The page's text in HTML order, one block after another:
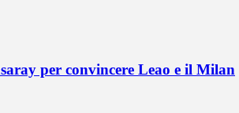
per convincere Leao e il Milan